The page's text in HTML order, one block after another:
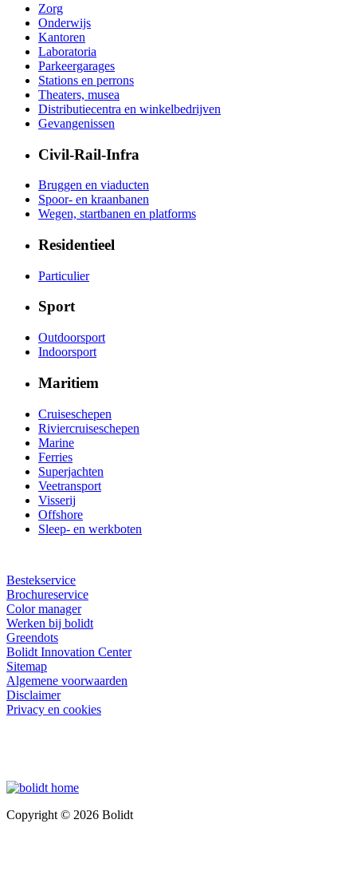
Zorg
Onderwijs
Kantoren
Laboratoria
Parkeergarages
Stations en perrons
Theaters, musea
Distributiecentra en winkelbedrijven
Gevangenissen
Civil-Rail-Infra
Bruggen en viaducten
Spoor- en kraanbanen
Wegen, startbanen en platforms
Residentieel
Particulier
Sport
Outdoorsport
Indoorsport
Maritiem
Cruiseschepen
Riviercruiseschepen
Marine
Ferries
Superjachten
Veetransport
Visserij
Offshore
Sleep- en werkboten
Bestekservice
Brochureservice
Color manager
Werken bij bolidt
Greendots
Bolidt Innovation Center
Sitemap
Algemene voorwaarden
Disclaimer
Privacy en cookies
Copyright © 2026 Bolidt